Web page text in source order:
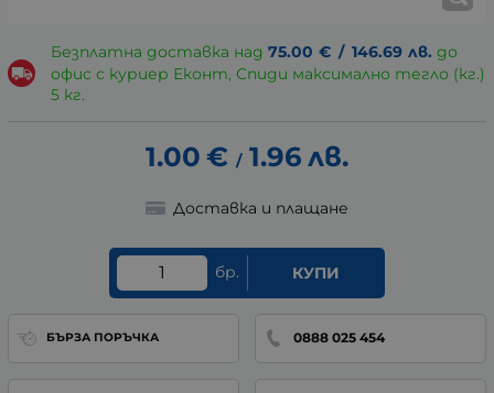
Безплатна доставка над 75.00 € / 146.69 лв. до
офис с куриер Еконт, Спиди максимално тегло (кг.)
5 кг.
1.00 € / 1.96 лв.
Доставка и плащане
бр. КУПИ
БЪРЗА ПОРЪЧКА 0888 025 454